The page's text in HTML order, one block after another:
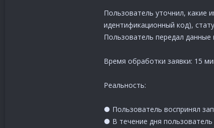
Пользователь уточнил, какие
идентификационный код),
Пользователь передал
Время обработки заявки: 15
Реальность:
● Пользователь воспринял
● В течение дня